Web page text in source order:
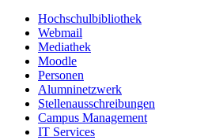
Hochschulbibliothek
Webmail
Mediathek
Moodle
Personen
Alumninetzwerk
Stellenausschreibungen
Campus Management
IT Services